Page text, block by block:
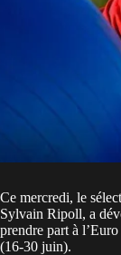
Ce mercredi, le
Sylvain Ripoll, a
prendre part à
(16-30 juin).